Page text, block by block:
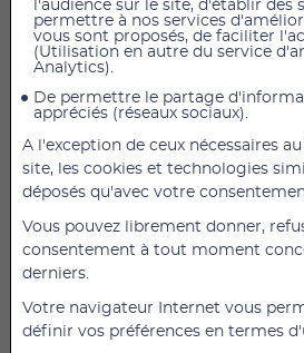
Information export : La
Systam est désormais
MED distributeur exclusif de
prévention des escarres en
MSA-MED est fier de distribuer
exclusivité les Matelas et
escarres de la marque française
escarres, l' engagement de
fournir des solutions de haute
l'audience sur le site, d'établir des
permettre à nos services
vous sont proposés, de faciliter
(Utilisation en autre du service
Analytics).
De permettre le partage
appréciés (réseaux sociaux).
A l'exception de ceux nécessaires
site, les cookies et technologies
déposés qu'avec votre
Vous pouvez librement donner,
consentement à tout moment
derniers.
Votre navigateur Internet vous
définir vos préférences en termes